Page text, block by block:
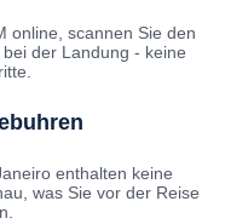
online, scannen Sie den
der Landung - keine
enthalten keine
was Sie vor der Reise